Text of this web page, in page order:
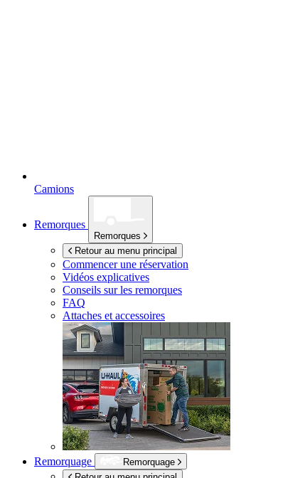
Camions
Remorques
Remorques
Retour au menu principal
Commencer une réservation
Vidéos explicatives
Conseils sur les remorques
FAQ
Attaches et accessoires
Remorquage
Remorquage